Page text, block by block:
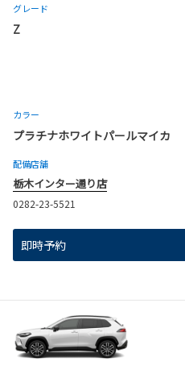
グレード
Z
カラー
プラチナホワイトパールマイカ
配備店舗
栃木インター通り店
0282-23-5521
即時予約